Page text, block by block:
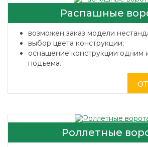
Распашные
возможен заказ модели
выбор цвета конструкции;
оснащение конструкции одним
подъема.
Роллетные